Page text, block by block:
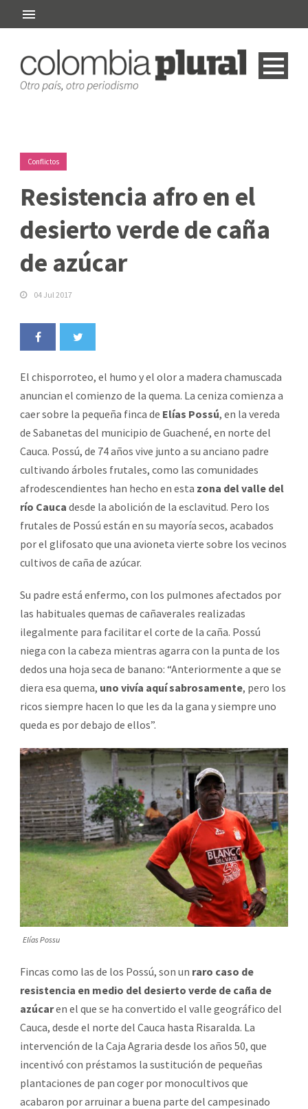
Conflictos
Resistencia afro en el
desierto verde de caña
de azúcar
04 Jul 2017
El chisporroteo, el humo y el olor a madera chamuscada
anuncian el comienzo de la quema. La ceniza comienza a
caer sobre la pequeña finca de Elías Possú, en la vereda
de Sabanetas del municipio de Guachené, en norte del
Cauca. Possú, de 74 años vive junto a su anciano padre
cultivando árboles frutales, como las comunidades
afrodescendientes han hecho en esta zona del valle del
río Cauca desde la abolición de la esclavitud. Pero los
frutales de Possú están en su mayoría secos, acabados
por el glifosato que una avioneta vierte sobre los vecinos
cultivos de caña de azúcar.
Su padre está enfermo, con los pulmones afectados por
las habituales quemas de cañaverales realizadas
ilegalmente para facilitar el corte de la caña. Possú
niega con la cabeza mientras agarra con la punta de los
dedos una hoja seca de banano: “Anteriormente a que se
diera esa quema, uno vivía aquí sabrosamente, pero los
ricos siempre hacen lo que les da la gana y siempre uno
queda es por debajo de ellos”.
Elías Possu
Fincas como las de los Possú, son un raro caso de
resistencia en medio del desierto verde de caña de
azúcaren el que se ha convertido el valle geográfico del
Cauca, desde el norte del Cauca hasta Risaralda. La
intervención de la Caja Agraria desde los años 50, que
incentivó con préstamos la sustitución de pequeñas
plantaciones de pan coger por monocultivos que
acabaron por arruinar a buena parte del campesinado